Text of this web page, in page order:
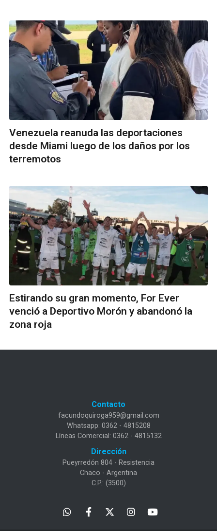
Venezuela reanuda las deportaciones
desde Miami luego de los daños por los
terremotos
Estirando su gran momento, For Ever
venció a Deportivo Morón y abandonó la
zona roja
Contacto
facundoquiroga959@gmail.com
Whatsapp: 0362 - 4815208
Líneas Comercial: 0362 - 4815132
Dirección
Pueyrredón 804 - Resistencia
Chaco - Argentina
C.P.: (3500)